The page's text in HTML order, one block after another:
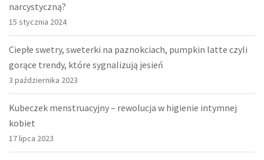
narcystyczną?
15 stycznia 2024
Ciepłe swetry, sweterki na paznokciach, pumpkin latte czyli
gorące trendy, które sygnalizują jesień
3 października 2023
Kubeczek menstruacyjny – rewolucja w higienie intymnej
kobiet
17 lipca 2023